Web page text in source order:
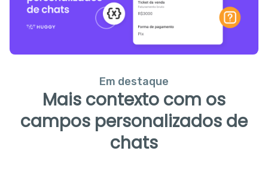
Em destaque
Mais contexto com os
campos personalizados de
chats